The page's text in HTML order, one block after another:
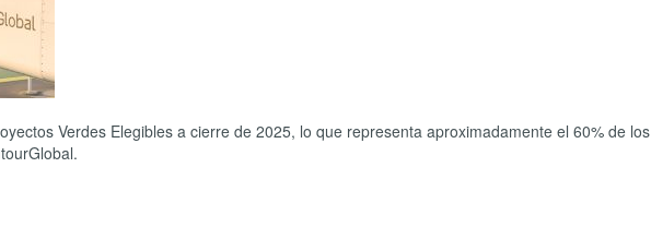
Verdes Elegibles a cierre de 2025, lo que representa aproximadamente el 60% de los